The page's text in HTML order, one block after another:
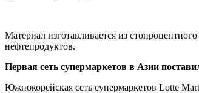
Материал изготавливается из
нефтепродуктов.
Первая сеть супермаркетов в Азии
Южнокорейская сеть супермаркетов Lotte